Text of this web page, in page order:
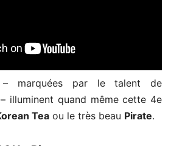
– marquées par le talent de
illuminent quand même cette 4e
Tea ou le très beau Pirate.